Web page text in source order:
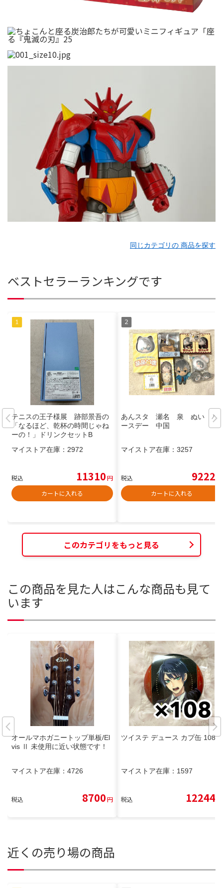
同じカテゴリの 商品を探す
ベストセラーランキングです
テニスの王子様展 跡部景吾の
「なるほど、乾杯の時間じゃね
ーの！」ドリンクセットB
マイストア在庫： 2972
税込 11310円
カートに入れる
あんスタ 瀬名 泉 ぬい バ
ースデー 中国
マイストア在庫： 3257
税込 9222
カートに入れる
このカテゴリをもっと見る
この商品を見た人はこんな商品も見て
います
オールマホガニートップ単板/El
vis Ⅱ 未使用に近い状態です！
マイストア在庫： 4726
税込 8700円
ツイステ デュース カプ缶 108個
マイストア在庫： 1597
税込 12244
近くの売り場の商品